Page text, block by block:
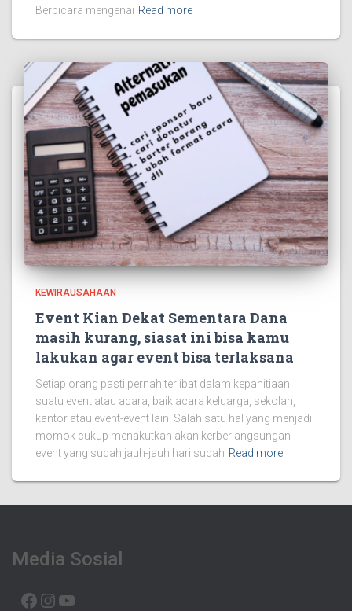
Berbicara mengenai Read more
KEWIRAUSAHAAN
Event Kian Dekat Sementara Dana
masih kurang, siasat ini bisa kamu
lakukan agar event bisa terlaksana
Setiap orang pasti pernah terlibat dalam kepanitiaan
suatu event atau acara, baik acara keluarga, sekolah,
kantor atau event-event lain. Salah satu hal yang menjadi
momok cukup menakutkan akan kerberlangsungan
event yang sudah jauh-jauh hari sudah Read more
Media Sosial
FACEBOOK INSTAGRAM